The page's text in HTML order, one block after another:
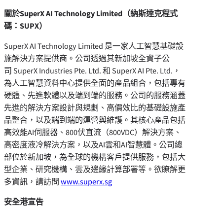
關於SuperX AI Technology Limited（納斯達克程式
碼：SUPX）
SuperX AI Technology Limited 是一家人工智慧基礎設
施解決方案提供商。公司透過其新加坡全資子公
司 SuperX Industries Pte. Ltd. 和 SuperX AI Pte. Ltd.，
為人工智慧資料中心提供全面的產品組合，包括專有
硬體、先進軟體以及端到端的服務。公司的服務涵蓋
先進的解決方案設計與規劃、高價效比的基礎設施產
品整合，以及端到端的運營與維護。其核心產品包括
高效能AI伺服器、800伏直流（800VDC）解決方案、
高密度液冷解決方案，以及AI雲和AI智慧體。公司總
部位於新加坡，為全球的機構客戶提供服務，包括大
型企業、研究機構、雲及邊緣計算部署等。欲瞭解更
多資訊，請訪問www.superx.sg
安全港宣告